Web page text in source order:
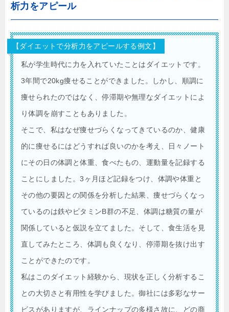
析力をアピール
【ダイエットで分析力をアピールする例文】
私が学生時代に力を入れていたことはダイエットです。
3年間で20kg痩せることができました。しかし、順調に
痩せられたのではなく、停滞期や無理なダイエットによ
り体調を崩すこともありました。
そこで、私はなぜ痩せづらくなってきているのか、健康
的に痩せるにはどうすれば良いのかを考え、日々ノート
にその日の体調と体重、食べたもの、運動量を記録する
ことにしました。3ヶ月ほど記録をつけ、体調や体重と
その他の要因との関係を分析した結果、痩せづらくなっ
ているのは鉄やビタミンB群の不足、体調は糖質の量が
関係していると仮説を立てました。そして、食生活を見
直してみたところ、体調も良くなり、停滞期を抜け出す
ことができたのです。
私はこのダイエット経験から、現状を正しく分析するこ
との大切さと有用性を学びました。御社には多彩なサー
ビスがありますが、ラインナップの多様さ故に、どの商